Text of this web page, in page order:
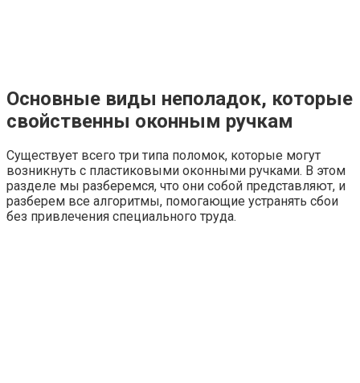
Основные виды неполадок, которые
свойственны оконным ручкам
Существует всего три типа поломок, которые могут
возникнуть с пластиковыми оконными ручками. В этом
разделе мы разберемся, что они собой представляют, и
разберем все алгоритмы, помогающие устранять сбои
без привлечения специального труда.